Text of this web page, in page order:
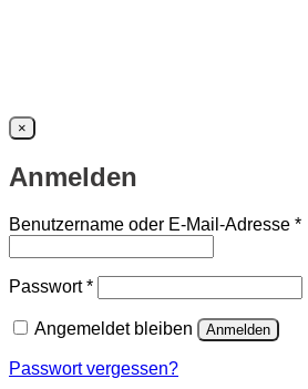
×
Anmelden
Benutzername oder E-Mail-Adresse *
Passwort*Erforderlich
Angemeldet bleiben Anmelden
Passwort vergessen?